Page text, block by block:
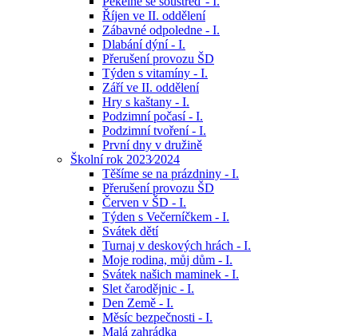
Říjen ve II. oddělení
Zábavné odpoledne - I.
Dlabání dýní - I.
Přerušení provozu ŠD
Týden s vitamíny - I.
Září ve II. oddělení
Hry s kaštany - I.
Podzimní počasí - I.
Podzimní tvoření - I.
První dny v družině
Školní rok 2023⁄2024
Těšíme se na prázdniny - I.
Přerušení provozu ŠD
Červen v ŠD - I.
Týden s Večerníčkem - I.
Svátek dětí
Turnaj v deskových hrách - I.
Moje rodina, můj dům - I.
Svátek našich maminek - I.
Slet čarodějnic - I.
Den Země - I.
Měsíc bezpečnosti - I.
Malá zahrádka